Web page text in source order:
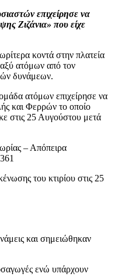
επιχείρησε να
Ζιζάνια» που είχε
κοντά στην πλατεία
ατόμων από τον
δυνάμεων.
ατόμων επιχείρησε να
και Φερρών το οποίο
στις 25 Αυγούστου μετά
του κτιρίου στις 25
και σημειώθηκαν
ενώ υπάρχουν